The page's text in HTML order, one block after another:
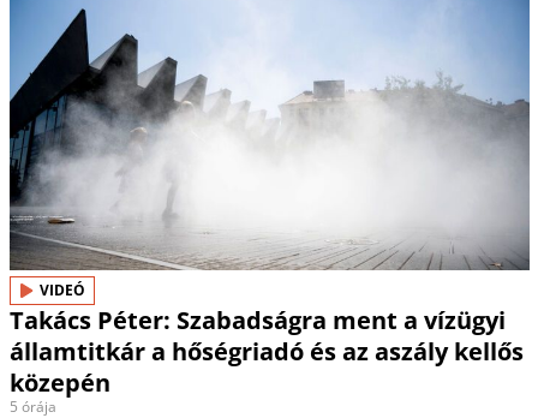
VIDEÓ
Takács Péter: Szabadságra ment a vízügyi
államtitkár a hőségriadó és az aszály kellős
közepén
5 órája